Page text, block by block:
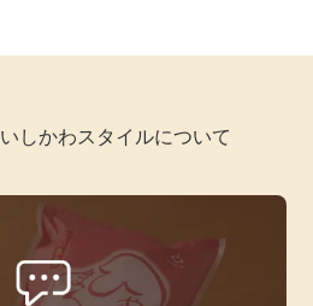
いしかわスタイルについて